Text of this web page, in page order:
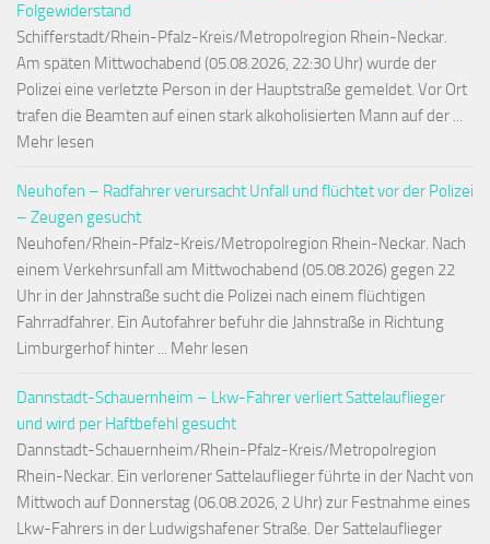
Folgewiderstand
Schifferstadt/Rhein-Pfalz-Kreis/Metropolregion Rhein-Neckar.
Am späten Mittwochabend (05.08.2026, 22:30 Uhr) wurde der
Polizei eine verletzte Person in der Hauptstraße gemeldet. Vor Ort
trafen die Beamten auf einen stark alkoholisierten Mann auf der ...
Mehr lesen
Neuhofen – Radfahrer verursacht Unfall und flüchtet vor der Polizei
– Zeugen gesucht
Neuhofen/Rhein-Pfalz-Kreis/Metropolregion Rhein-Neckar. Nach
einem Verkehrsunfall am Mittwochabend (05.08.2026) gegen 22
Uhr in der Jahnstraße sucht die Polizei nach einem flüchtigen
Fahrradfahrer. Ein Autofahrer befuhr die Jahnstraße in Richtung
Limburgerhof hinter ... Mehr lesen
Dannstadt-Schauernheim – Lkw-Fahrer verliert Sattelauflieger
und wird per Haftbefehl gesucht
Dannstadt-Schauernheim/Rhein-Pfalz-Kreis/Metropolregion
Rhein-Neckar. Ein verlorener Sattelauflieger führte in der Nacht von
Mittwoch auf Donnerstag (06.08.2026, 2 Uhr) zur Festnahme eines
Lkw-Fahrers in der Ludwigshafener Straße. Der Sattelauflieger